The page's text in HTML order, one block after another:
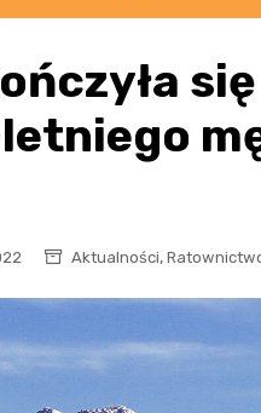
Aktualności,